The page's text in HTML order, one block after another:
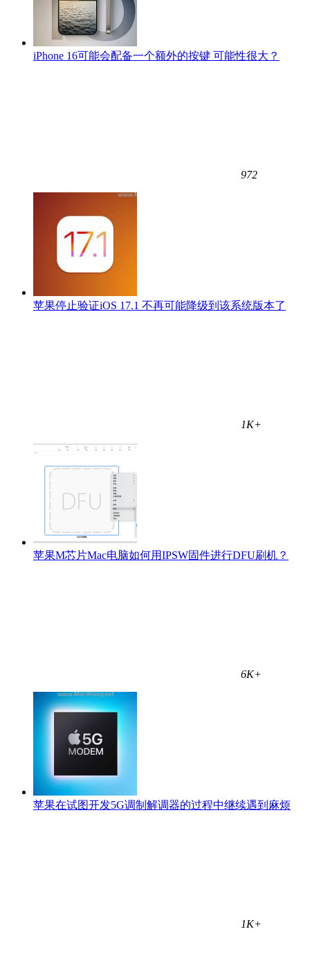
iPhone 16可能会配备一个额外的按键 可能性很大？
972
苹果停止验证iOS 17.1 不再可能降级到该系统版本了
1K+
苹果M芯片Mac电脑如何用IPSW固件进行DFU刷机？
6K+
苹果在试图开发5G调制解调器的过程中继续遇到麻烦
1K+